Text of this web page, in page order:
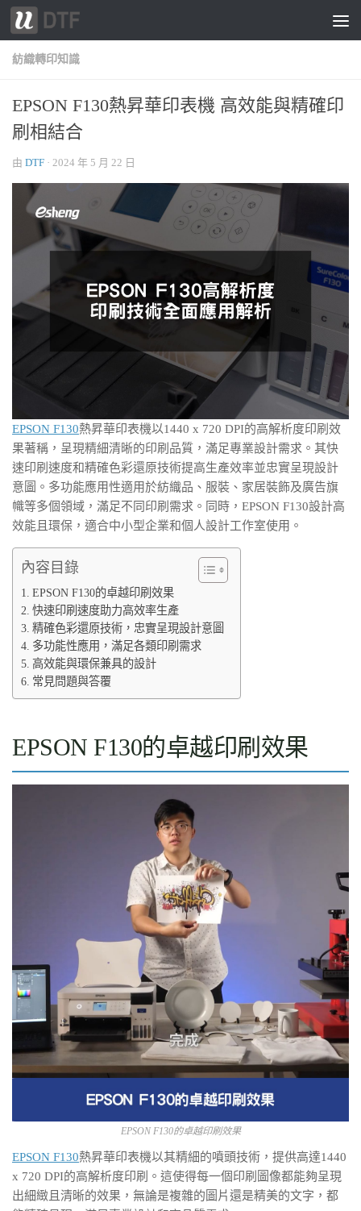
跳轉至內容
紡織轉印知識
EPSON F130熱昇華印表機 高效能與精確印
刷相結合
由 DTF · 2024 年 5 月 22 日
EPSON F130熱昇華印表機以1440 x 720 DPI的高解析度印刷效
果著稱，呈現精細清晰的印刷品質，滿足專業設計需求。其快
速印刷速度和精確色彩還原技術提高生產效率並忠實呈現設計
意圖。多功能應用性適用於紡織品、服裝、家居裝飾及廣告旗
幟等多個領域，滿足不同印刷需求。同時，EPSON F130設計高
效能且環保，適合中小型企業和個人設計工作室使用。
內容目錄
EPSON F130的卓越印刷效果
快速印刷速度助力高效率生產
精確色彩還原技術，忠實呈現設計意圖
多功能性應用，滿足各類印刷需求
高效能與環保兼具的設計
常見問題與答覆
EPSON F130的卓越印刷效果
EPSON F130的卓越印刷效果
EPSON F130熱昇華印表機以其精細的噴頭技術，提供高達1440
x 720 DPI的高解析度印刷。這使得每一個印刷圖像都能夠呈現
出細緻且清晰的效果，無論是複雜的圖片還是精美的文字，都